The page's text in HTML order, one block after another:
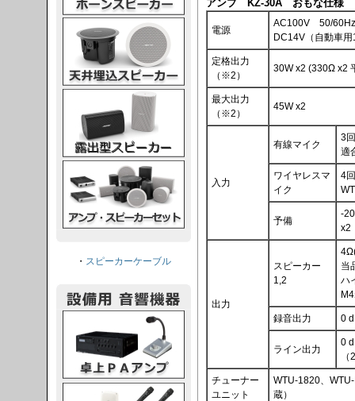
アンプ KZ-30A おもな仕様
電源
AC100V 50/60Hz
DC14V（自動車
定格出力
（※2）
30W x2 (330Ω x2
最大出力
（※2）
45W x2
入力
有線マイク
3
適
ワイヤレスマ
イク
4
予備
-
x2
出力
スピーカー
1,2
当
ハ
録音出力 0
ライン出力
0
チューナー
ユニット
WTU-1820、
蔵）
・ スピーカーケーブル